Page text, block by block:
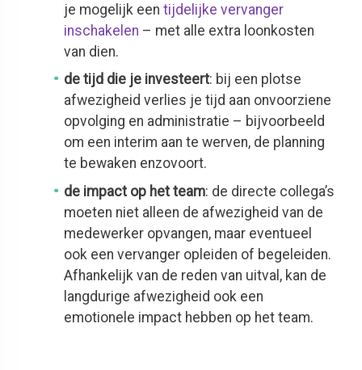
je mogelijk eentijdelijke vervanger
inschakelen – met alle extra loonkosten
van dien.
de tijd die je investeert: bij een plotse
afwezigheid verlies je tijd aan onvoorziene
opvolging en administratie – bijvoorbeeld
om een interim aan te werven, de planning
te bewaken enzovoort.
de impact op het team: de directe collega’s
moeten niet alleen de afwezigheid van de
medewerker opvangen, maar eventueel
ook een vervanger opleiden of begeleiden.
Afhankelijk van de reden van uitval, kan de
langdurige afwezigheid ook een
emotionele impact hebben op het team.